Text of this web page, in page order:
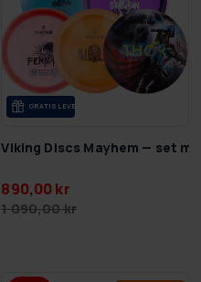
GRA­TIS LE­VE­RANS
Viking Discs Mayhem — set
890,00 kr
1 090,00 kr